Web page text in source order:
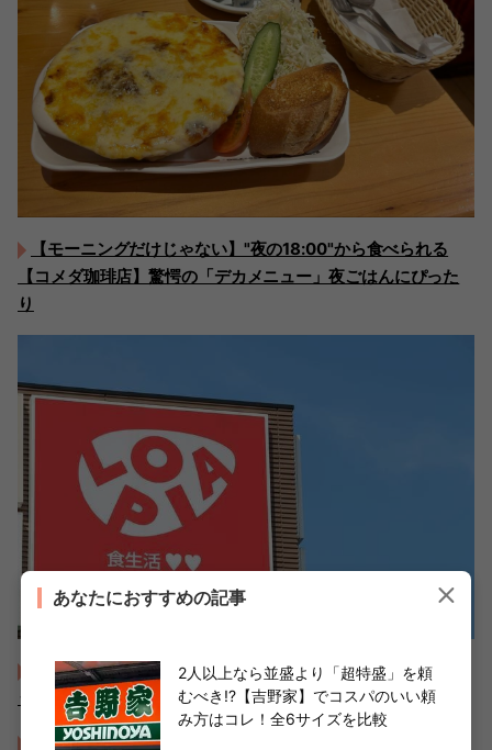
【モーニングだけじゃない】"夜の18:00"から食べられる
【コメダ珈琲店】驚愕の「デカメニュー」夜ごはんにぴった
り
激安スーパー【ロピア】のおすすめ人気商品24選！絶対買
うべき「オリジナル商品」
【松屋系列のチェーン店、やばいぞ！！】朝早くからお客さ
あなたにおすすめの記事
2人以上なら並盛より「超特盛」を頼
むべき!?【吉野家】でコスパのいい頼
み方はコレ！全6サイズを比較